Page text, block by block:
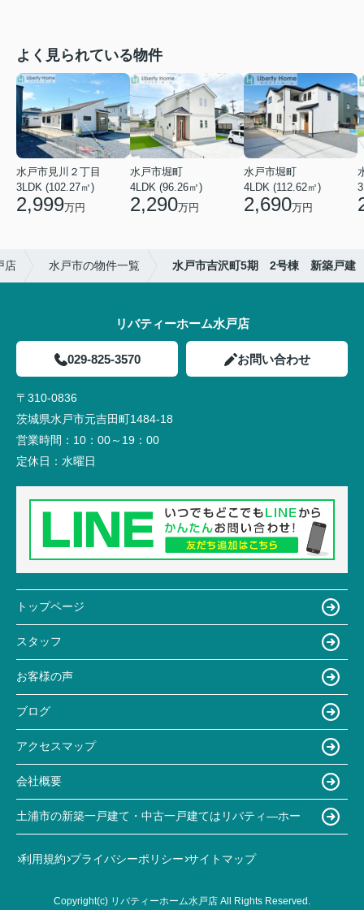
よく見られている物件
水戸市見川２丁目
3LDK (102.27㎡)
2,999万円
水戸市堀町
4LDK (96.26㎡)
2,290万円
水戸市堀町
4LDK (112.62㎡)
2,690万円
店 水戸市の物件一覧 水戸市吉沢町5期 2号棟 新築戸建
リバティーホーム水戸店
029-825-3570 お問い合わせ
〒310-0836
茨城県水戸市元吉田町1484-18
営業時間： 10：00～19：00
定休日： 水曜日
トップページ
スタッフ
お客様の声
ブログ
アクセスマップ
会社概要
土浦市の新築一戸建て・中古一戸建てはリバティ―ホー
利用規約 プライバシーポリシー サイトマップ
Copyright(c) リバティーホーム水戸店 All Rights Reserved.